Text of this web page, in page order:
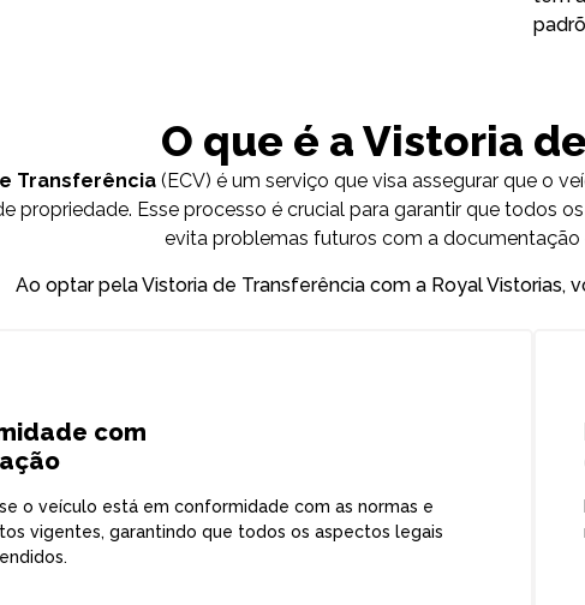
O que é a Vistoria
Transferência (ECV) é um serviço que visa assegurar que o
propriedade. Esse processo é crucial para garantir que todos
evita problemas futuros com a documentação
Ao optar pela Vistoria de Transferência com a Royal
com
o veículo está em conformidade com as normas e
vigentes, garantindo que todos os aspectos legais